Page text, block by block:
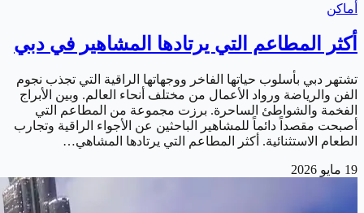
أماكن
أكثر المطاعم التي يرتادها المشاهير في دبي
تشتهر دبي بأسلوب حياتها الفاخر ووجهاتها الراقية التي تجذب نجوم
الفن والرياضة ورواد الأعمال من مختلف أنحاء العالم. وبين الأبراج
الفخمة والشواطئ الساحرة. برزت مجموعة من المطاعم التي
أصبحت مقصداً دائماً للمشاهير الباحثين عن الأجواء الراقية وتجارب
الطعام الاستثنائية. أكثر المطاعم التي يرتادها المشاهي…
19 مايو 2026